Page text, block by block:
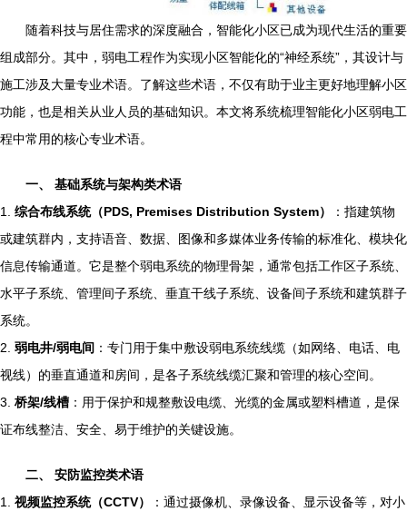
随着科技与居住需求的深度融合，智能化小区已成为现代生活的重要
组成部分。其中，弱电工程作为实现小区智能化的“神经系统”，其设计与
施工涉及大量专业术语。了解这些术语，不仅有助于业主更好地理解小区
功能，也是相关从业人员的基础知识。本文将系统梳理智能化小区弱电工
程中常用的核心专业术语。
一、 基础系统与架构类术语
1. 综合布线系统（PDS, Premises Distribution System）
：指建筑物
或建筑群内，支持语音、数据、图像和多媒体业务传输的标准化、模块化
信息传输通道。它是整个弱电系统的物理骨架，通常包括工作区子系统、
水平子系统、管理间子系统、垂直干线子系统、设备间子系统和建筑群子
系统。
2. 弱电井/弱电间 ：专门用于集中敷设弱电系统线缆（如网络、电话、电
视线）的垂直通道和房间，是各子系统线缆汇聚和管理的核心空间。
3. 桥架/线槽 ：用于保护和规整敷设电缆、光缆的金属或塑料槽道，是保
证布线整洁、安全、易于维护的关键设施。
二、 安防监控类术语
1. 视频监控系统（CCTV）
：通过摄像机、录像设备、显示设备等，对小